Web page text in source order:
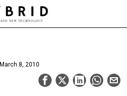
March 8, 2010